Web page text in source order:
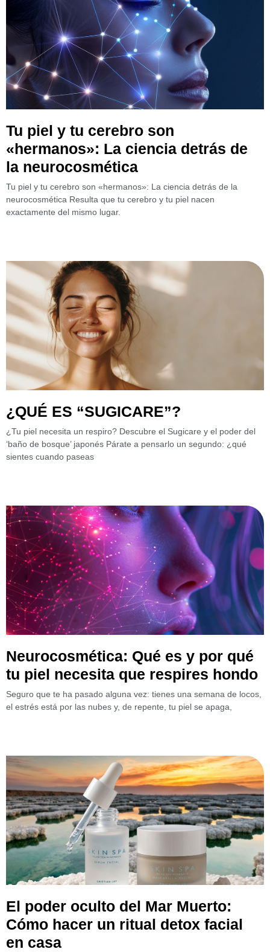
Tu piel y tu cerebro son
«hermanos»: La ciencia detrás de
la neurocosmética
Tu piel y tu cerebro son «hermanos»: La ciencia detrás de la
neurocosmética Resulta que tu cerebro y tu piel nacen
exactamente del mismo lugar.
¿QUÉ ES “SUGICARE”?
¿Tu piel necesita un respiro? Descubre el Sugicare y el poder del
‘baño de bosque’ japonés Párate a pensarlo un segundo: ¿qué
sientes cuando paseas
Neurocosmética: Qué es y por qué
tu piel necesita que respires hondo
Seguro que te ha pasado alguna vez: tienes una semana de locos,
el estrés está por las nubes y, de repente, tu piel se apaga,
El poder oculto del Mar Muerto:
Cómo hacer un ritual detox facial
en casa